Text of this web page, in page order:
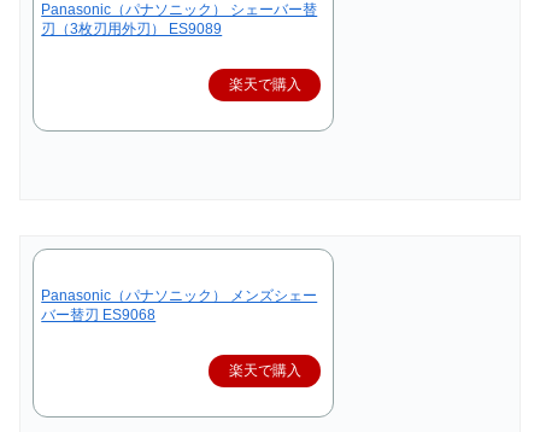
Panasonic（パナソニック） シェーバー替
刃（3枚刃用外刃） ES9089
楽天で購入
Panasonic（パナソニック） メンズシェー
バー替刃 ES9068
楽天で購入